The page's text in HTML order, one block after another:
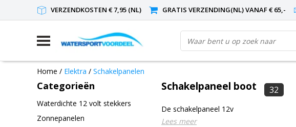
VERZENDKOSTEN € 7,95 (NL) GRATIS VERZENDING(NL) VANAF € 65,-
Home / Elektra / Schakelpanelen
Categorieën
Waterdichte 12 volt stekkers
Zonnepanelen
Schakelpaneel boot 32
De schakelpaneel 12v
Lees meer